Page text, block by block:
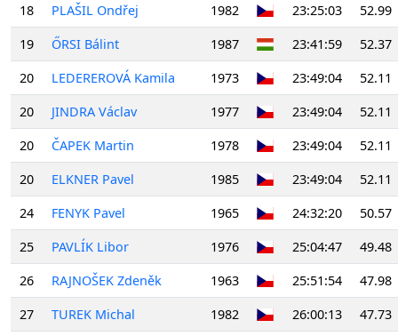
18
PLAŠIL Ondřej 1982 23:25:03
52.99
19
ŐRSI Bálint 1987 23:41:59
52.37
20
LEDEREROVÁ Kamila 1973 23:49:04
52.11
20
JINDRA Václav 1977 23:49:04
52.11
20
ČAPEK Martin 1978 23:49:04
52.11
20
ELKNER Pavel 1985 23:49:04
52.11
24
FENYK Pavel 1965 24:32:20
50.57
25
PAVLÍK Libor 1976 25:04:47
49.48
26
RAJNOŠEK Zdeněk 1963 25:51:54
47.98
27
TUREK Michal 1982 26:00:13
47.73